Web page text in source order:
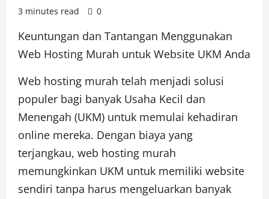
3 minutes read
0
Keuntungan dan Tantangan Menggunakan
Web Hosting Murah untuk Website UKM Anda
Web hosting murah telah menjadi solusi
populer bagi banyak Usaha Kecil dan
Menengah (UKM) untuk memulai kehadiran
online mereka. Dengan biaya yang
terjangkau, web hosting murah
memungkinkan UKM untuk memiliki website
sendiri tanpa harus mengeluarkan banyak